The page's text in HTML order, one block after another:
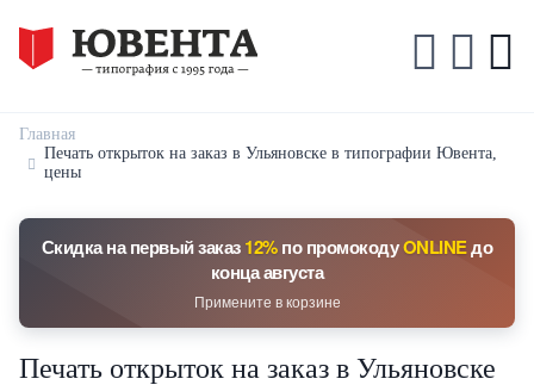
Главная
Печать открыток на заказ в Ульяновске в типографии Ювента,
цены
Скидка на первый заказ12%по промокодуONLINEдо
конца августа
Примените в корзине
Печать открыток на заказ в Ульяновске